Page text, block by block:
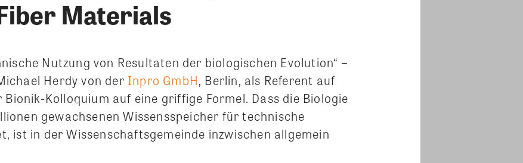
Materials
Nutzung von Resultaten der biologischen Evolution“ –
Herdy von der Inpro GmbH, Berlin, als Referent auf
Kolloquium auf eine griffige Formel. Dass die Biologie
gewachsenen Wissensspeicher für technische
ist in der Wissenschaftsgemeinde inzwischen allgemein